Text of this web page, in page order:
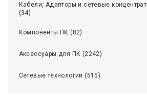
Кабели, Адапторы и сетевые
(34)
Компоненты ПК (82)
Аксессуары для ПК (2242)
Сетевые технологии (515)